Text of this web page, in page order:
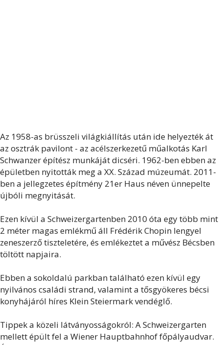
Az 1958-as brüsszeli világkiállítás után ide helyezték át
az osztrák pavilont - az acélszerkezetű műalkotás Karl
Schwanzer építész munkáját dicséri. 1962-ben ebben az
épületben nyitották meg a XX. Század múzeumát. 2011-
ben a jellegzetes építmény 21er Haus néven ünnepelte
újbóli megnyitását.
Ezen kívül a Schweizergartenben 2010 óta egy több mint
2 méter magas emlékmű áll Frédérik Chopin lengyel
zeneszerző tiszteletére, és emlékeztet a művész Bécsben
töltött napjaira.
Ebben a sokoldalú parkban található ezen kívül egy
nyilvános családi strand, valamint a tősgyökeres bécsi
konyhájáról híres Klein Steiermark vendéglő.
Tippek a közeli látványosságokról: A Schweizergarten
mellett épült fel a Wiener Hauptbahnhof főpályaudvar.